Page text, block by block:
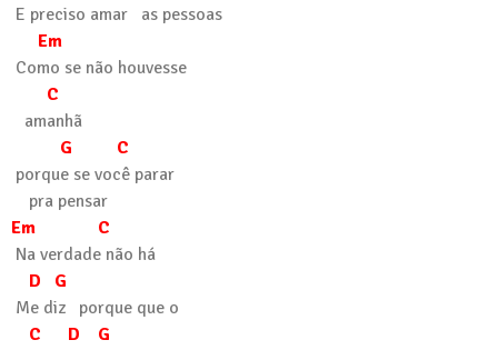
E preciso amar as pessoas
Em
Como se não houvesse
C
amanhã
G C
porque se você parar
pra pensar
Em C
Na verdade não há
D G
Me diz porque que o
C D G